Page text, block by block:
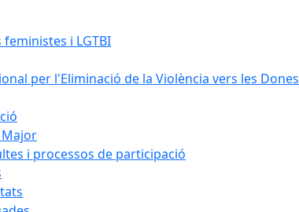
i LGTBI
per l'Eliminació de la Violència vers les Dones
Major
i processos de participació